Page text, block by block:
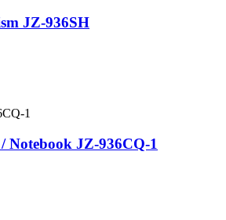
JZ-936SH
Notebook JZ-936CQ-1